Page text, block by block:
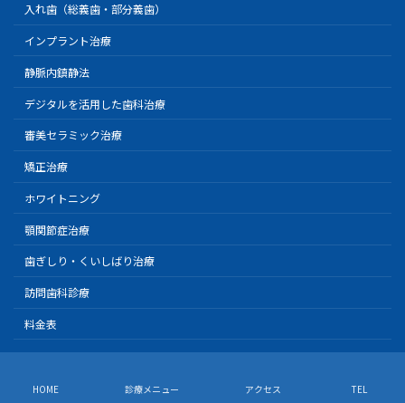
入れ歯（総義歯・部分義歯）
インプラント治療
静脈内鎮静法
デジタルを活用した歯科治療
審美セラミック治療
矯正治療
ホワイトニング
顎関節症治療
歯ぎしり・くいしばり治療
訪問歯科診療
料金表
HOME 診療メニュー アクセス TEL